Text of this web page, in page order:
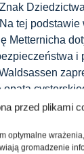
przed plikami
optymalne
gromadzenie
Dziedzictwa
tej podstawie
Metternicha
i